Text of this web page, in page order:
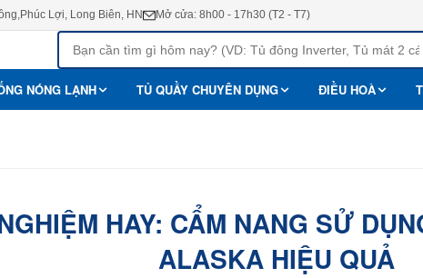
Lợi, Long Biên, HN Mở cửa: 8h00 - 17h30 (T2 - T7)
NÓNG LẠNH TỦ QUẦY CHUYÊN DỤNG ĐIỀU HOÀ
HAY: CẨM NANG SỬ
ALASKA HIỆU QUẢ